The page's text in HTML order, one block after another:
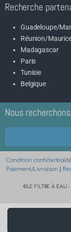
Recherche
Guadeloupe/
Réunion/
Madagascar
Paris
Tunisie
Belgique
Nous
Condition
Paiement/Livraison
©LE FILTRE À EAU -